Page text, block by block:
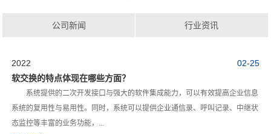
公司新闻 行业资讯
02-25
2022
软交换的特点体现在哪些方面？
系统提供的二次开发接口与强大的软件集成能力，可以有效提高企业信息
系统的复用性与易用性。同时，系统可以提供企业通信录、呼叫记录、中继状
态监控等丰富的业务功能，...